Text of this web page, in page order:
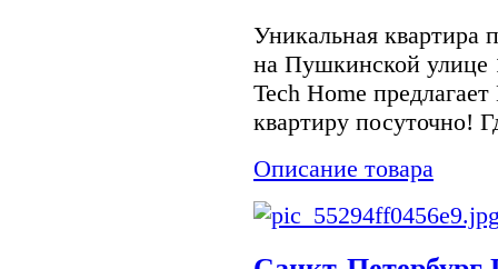
Уникальная квартира
на Пушкинской
Tech Home
квартиру посуточно!
Описание товара